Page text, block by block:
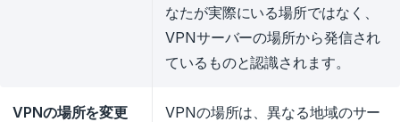
なたが実際にいる場所ではなく、
VPNサーバーの場所から発信され
ているものと認識されます。
VPNの場所を変更
VPNの場所は、異なる地域のサー